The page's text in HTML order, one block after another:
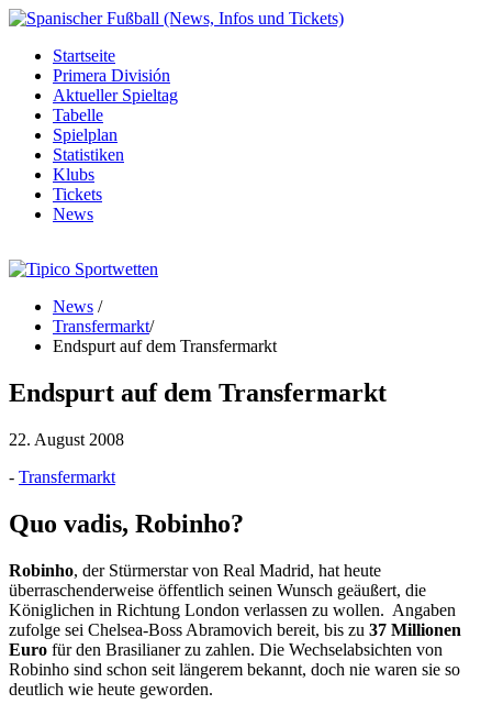
Startseite
Primera División
Aktueller Spieltag
Tabelle
Spielplan
Statistiken
Klubs
Tickets
News
News /
Transfermarkt/
Endspurt auf dem Transfermarkt
Endspurt auf dem Transfermarkt
22. August 2008
- Transfermarkt
Quo vadis, Robinho?
Robinho, der Stürmerstar von Real Madrid, hat heute
überraschenderweise öffentlich seinen Wunsch geäußert, die
Königlichen in Richtung London verlassen zu wollen. Angaben
zufolge sei Chelsea-Boss Abramovich bereit, bis zu 37 Millionen
Euro für den Brasilianer zu zahlen. Die Wechselabsichten von
Robinho sind schon seit längerem bekannt, doch nie waren sie so
deutlich wie heute geworden.